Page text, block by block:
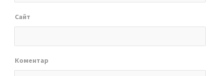
Сайт
Коментар